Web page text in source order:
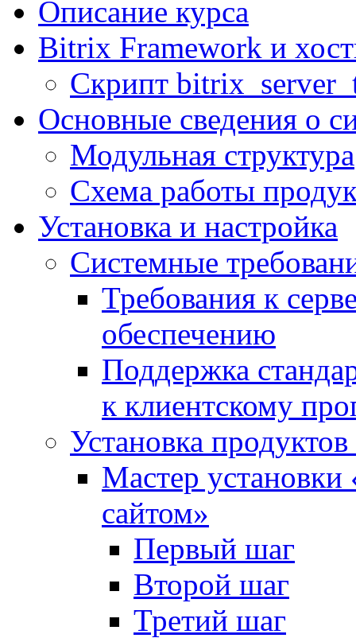
Описание курса
Bitrix Framework и
Скрипт
Основные сведения о
Модульная структура
Схема работы
Установка и настройка
Системные
Требования к
обеспечению
Поддержка
к клиентскому
Установка
Мастер
сайтом»
Первый шаг
Второй шаг
Третий шаг